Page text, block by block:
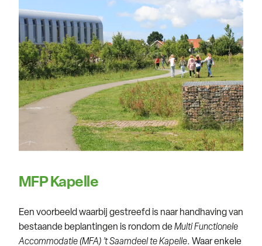
MFP Kapelle
Een voorbeeld waarbij gestreefd is naar handhaving van
bestaande beplantingen is rondom deMulti Functionele
Accommodatie (MFA) ’t Saamdeel te Kapelle. Waar enkele